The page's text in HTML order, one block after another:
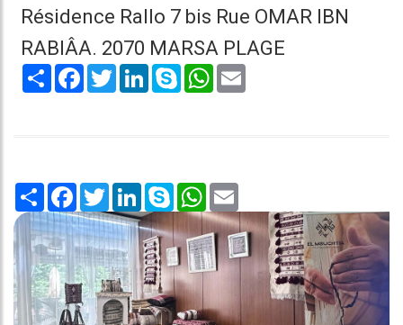
Résidence Rallo 7 bis Rue OMAR IBN
RABIÂA. 2070 MARSA PLAGE
Share Facebook
TwitterLinkedInSkype WhatsApp
Share Facebook
TwitterLinkedInSkype WhatsApp